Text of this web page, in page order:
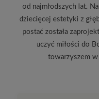
od najmłodszych lat.
dziecięcej estetyki z
postać została
uczyć miłości do
towarzyszem